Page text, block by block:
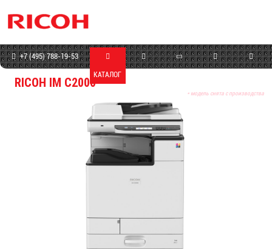
+7 (495) 788-19-53
КАТАЛОГ
RICOH IM C2000
* модель снята с производства